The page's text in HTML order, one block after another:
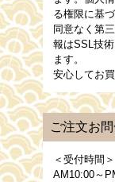
る権限に基
同意なく第
報はSSL技
ます。
安心してお
ご注文お
＜受付時間＞
AM10:00～